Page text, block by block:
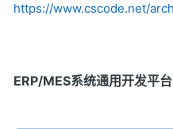
https://www.cscode.net/
ERP/MES系统通用开发平台